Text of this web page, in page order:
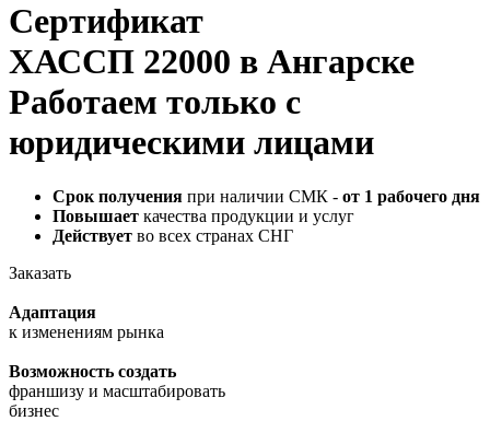
Сертификат
ХАССП 22000 в Ангарске
Работаем только с
юридическими лицами
Срок получения при наличии СМК - от 1 рабочего дня
Повышает качества продукции и услуг
Действует во всех странах СНГ
Заказать
Адаптация
к изменениям рынка
Возможность создать
франшизу и масштабировать
бизнес